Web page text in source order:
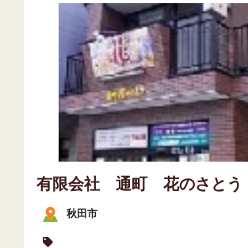
有限会社 通町 花のさとう
秋田市